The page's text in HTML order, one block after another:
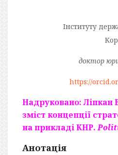
Інституту
доктор
https://
Надруковано: Ліпкан
зміст концепції
на прикладі КНР.
Анотація